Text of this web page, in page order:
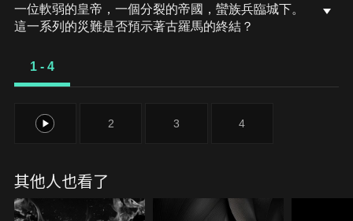
一位軟弱的皇帝，一個分裂的帝國，蠻族兵臨城下。
這一系列的災難是否預示著古羅馬的終結？
1 - 4
1 2 3 4
其他人也看了